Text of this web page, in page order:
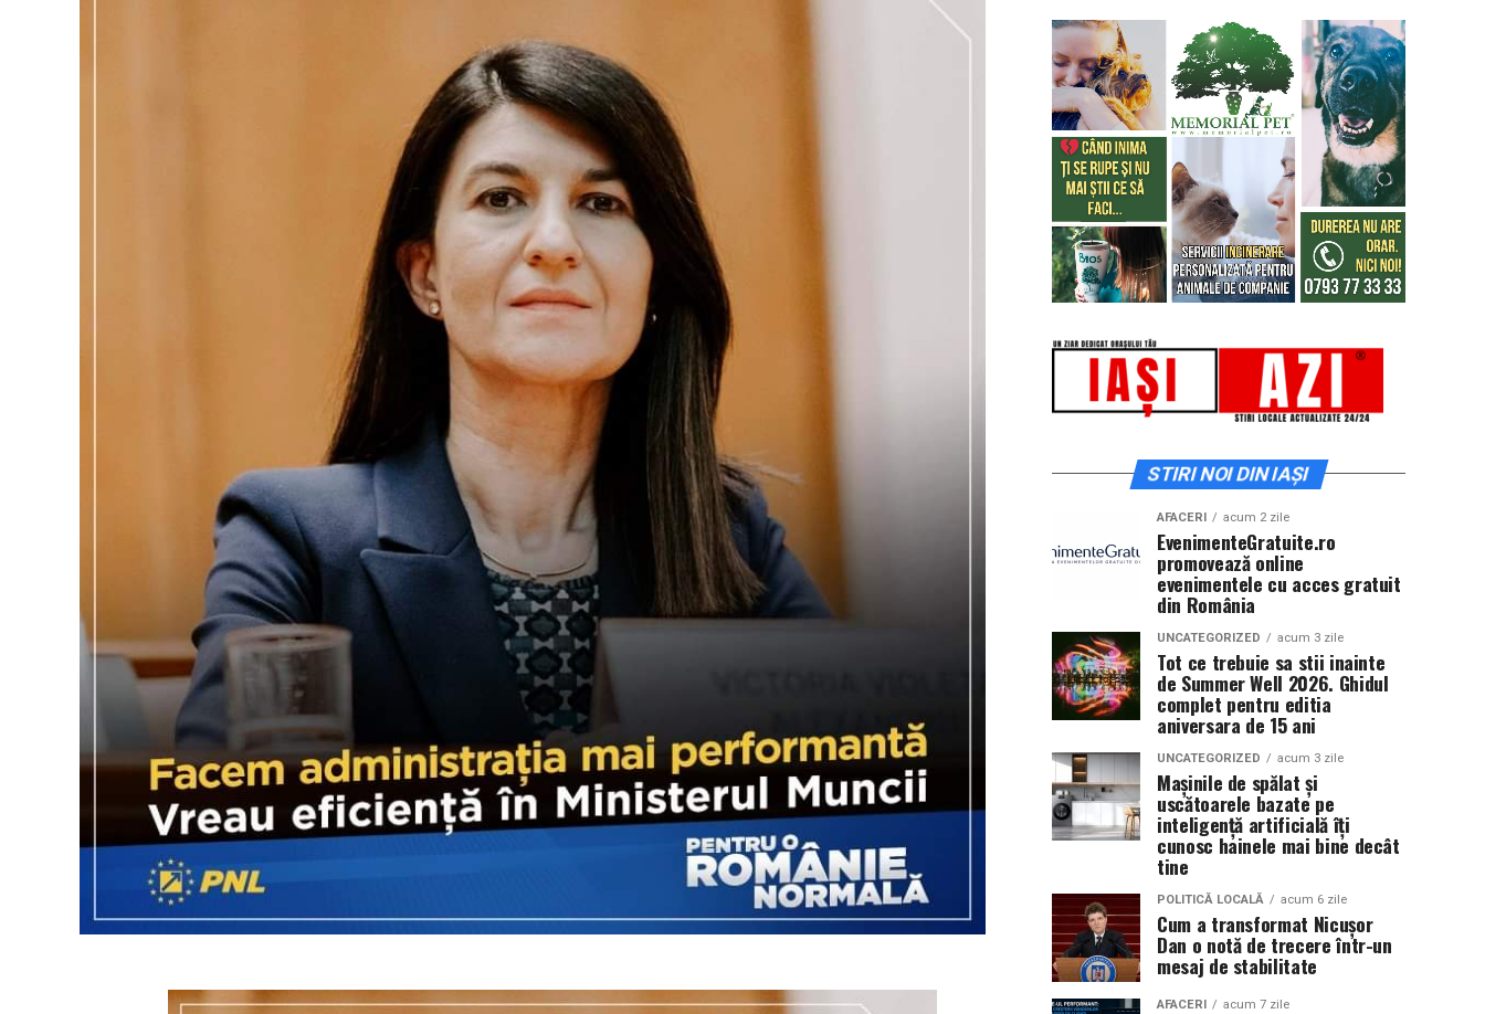
STIRI NOI DIN IAȘI
AFACERI acum 2 zile
EvenimenteGratuite.ro
promovează online
evenimentele cu acces gratuit
din România
UNCATEGORIZED acum 3 zile
Tot ce trebuie sa stii inainte
de Summer Well 2026. Ghidul
complet pentru editia
aniversara de 15 ani
UNCATEGORIZED acum 3 zile
Mașinile de spălat și
uscătoarele bazate pe
inteligență artificială îți
cunosc hainele mai bine decât
tine
POLITICĂ LOCALĂ acum 6 zile
Cum a transformat Nicușor
Dan o notă de trecere într-un
mesaj de stabilitate
AFACERI acum 7 zile